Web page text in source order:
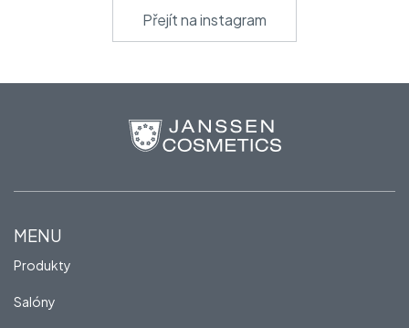
Přejít na instagram
MENU
Produkty
Salóny